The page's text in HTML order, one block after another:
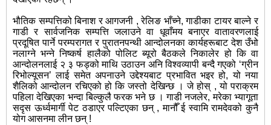
भौतिक सम्पत्तिको बिनाश र आगजनी , रेलिङ भाँच्ने, गाडीका टायर बाल्ने र
गाडी र सार्वजनिक सम्पत्ति जलाउने वा धूवाँमय बनाएर वातावरणलाई
प्रदूषित पार्ने परम्परागत र पुरातनपन्थी आन्दोलनका कार्यहरूबाट देश उँभो
नलाग्ने भन्ने निष्कर्ष हालैको पोलिट ब्यूरो बैठकले निकालेर हो कि वा
आन्दोलनलाई २ ३ फड्को माथि उठाउन अनि विश्वव्यापी बन्दै गएको ‘ग्रीन
रिभोल्यूसन’ लाई समेत अपनाउने उद्देश्यबाट प्रभावित भइर हो, यो नया
शैलिको आन्दोलन रचिएको हो कि जस्तो देखिन्छ । जे होस् , यो पराक्रम
पहिला देखिएका भन्दा बिल्कुलै फरक भने छ । गाडी नजलेर, मरेका भ्यागूता
सदृस ऊर्ध्वमार्गी पेट ठडाएर पल्टिएका छन् , मानौँ ई स्वामि रामदेवको कुनै
योग आसनमा लीन छन् !